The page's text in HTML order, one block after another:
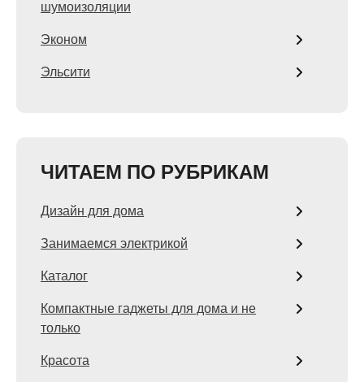
шумоизоляции
Эконом
Эльсити
ЧИТАЕМ ПО РУБРИКАМ
Дизайн для дома
Занимаемся электрикой
Каталог
Компактные гаджеты для дома и не
только
Красота